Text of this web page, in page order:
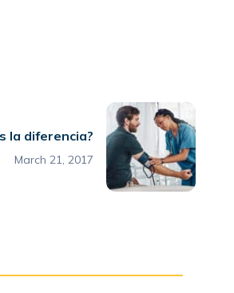
la diferencia?
March 21, 2017